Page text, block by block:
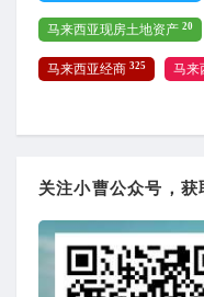
马来西亚现房土地资产 20
马来西亚经商 325 马来
关注小曹公众号，获